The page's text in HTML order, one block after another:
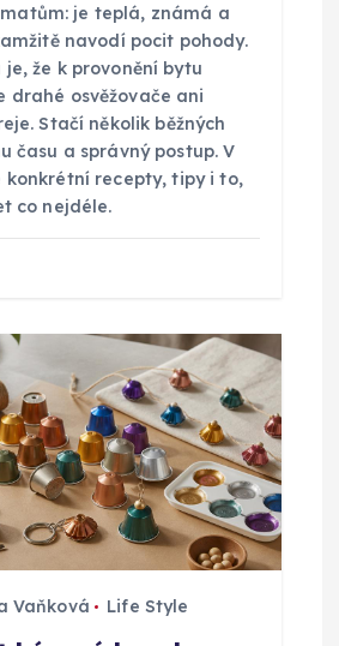
je teplá, známá a
navodí pocit pohody.
že k provonění bytu
drahé osvěžovače ani
Stačí několik běžných
času a správný postup. V
recepty, tipy i to,
co nejdéle.
Vaňková Life Style